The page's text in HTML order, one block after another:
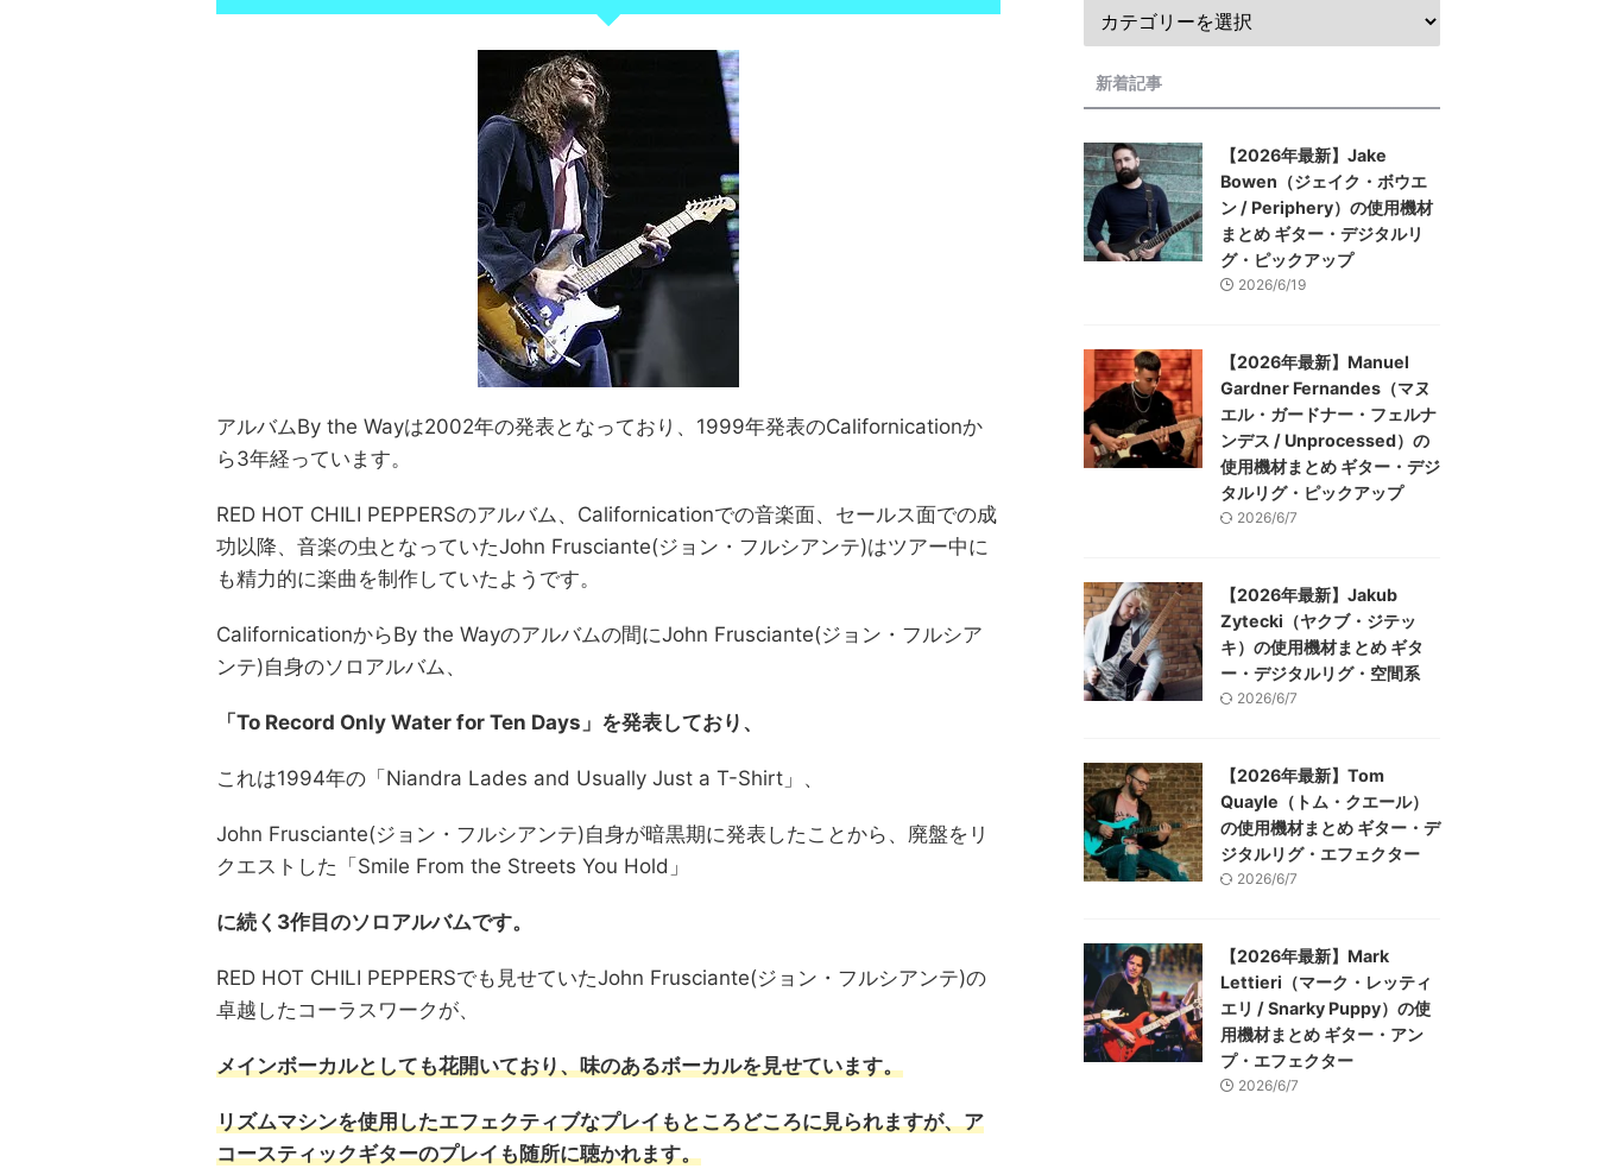
アルバムBy the Wayは2002年の発表となっており、1999年発表のCalifornicationか
ら3年経っています。
RED HOT CHILI PEPPERSのアルバム、Californicationでの音楽面、セールス面での成
功以降、音楽の虫となっていたJohn Frusciante(ジョン・フルシアンテ)はツアー中に
も精力的に楽曲を制作していたようです。
CalifornicationからBy the Wayのアルバムの間にJohn Frusciante(ジョン・フルシア
ンテ)自身のソロアルバム、
「To Record Only Water for Ten Days」を発表しており、
これは1994年の「Niandra Lades and Usually Just a T-Shirt」、
John Frusciante(ジョン・フルシアンテ)自身が暗黒期に発表したことから、廃盤をリ
クエストした「Smile From the Streets You Hold」
に続く3作目のソロアルバムです。
RED HOT CHILI PEPPERSでも見せていたJohn Frusciante(ジョン・フルシアンテ)の
卓越したコーラスワークが、
メインボーカルとしても花開いており、味のあるボーカルを見せています。
リズムマシンを使用したエフェクティブなプレイもところどころに見られますが、ア
コースティックギターのプレイも随所に聴かれます。
新着記事
【2026年最新】Jake
Bowen（ジェイク・ボウエ
ン / Periphery）の使用機材
まとめ ギター・デジタルリ
グ・ピックアップ
2026/6/19
【2026年最新】Manuel
Gardner Fernandes（マヌ
エル・ガードナー・フェルナ
ンデス / Unprocessed）の
使用機材まとめ ギター・デジ
タルリグ・ピックアップ
2026/6/7
【2026年最新】Jakub
Zytecki（ヤクブ・ジテッ
キ）の使用機材まとめ ギタ
ー・デジタルリグ・空間系
2026/6/7
【2026年最新】Tom
Quayle（トム・クエール）
の使用機材まとめ ギター・デ
ジタルリグ・エフェクター
2026/6/7
【2026年最新】Mark
Lettieri（マーク・レッティ
エリ / Snarky Puppy）の使
用機材まとめ ギター・アン
プ・エフェクター
2026/6/7